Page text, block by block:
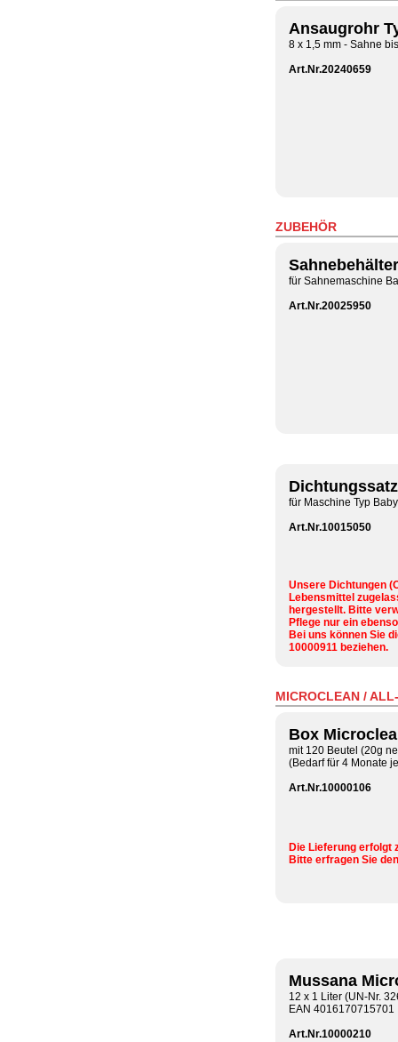
Ansaugrohr
8 x 1,5 mm - Sahne
Art.Nr.20240659
ZUBEHÖR
für Sahnemaschine
Art.Nr.20025950
für Maschine Typ Baby
Art.Nr.10015050
Unsere Dichtungen
Lebensmittel
hergestellt. Bitte
Pflege nur ein
Bei uns können Sie
10000911 beziehen.
MICROCLEAN /
Box
mit 120 Beutel (20g
(Bedarf für 4 Monate
Art.Nr.10000106
Die Lieferung erfolgt
Bitte erfragen Sie
Mussana
12 x 1 Liter (UN-Nr.
EAN 4016170715701
Art.Nr.10000210